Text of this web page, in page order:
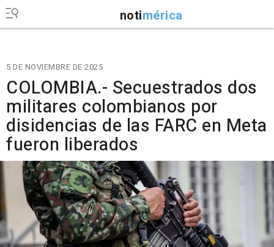
notimérica
5 DE NOVIEMBRE DE 2025
COLOMBIA.- Secuestrados dos
militares colombianos por
disidencias de las FARC en Meta
fueron liberados